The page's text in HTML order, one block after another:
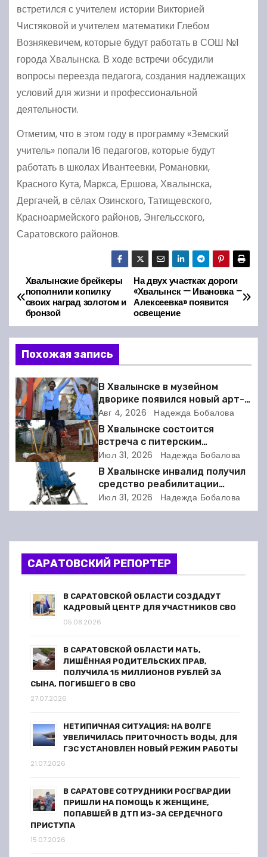
встретился с учителем истории Викторией
Чистяковой и учителем математики Глебом
Вознякевичем, которые будут работать в СОШ №1
города Хвалынска. В ходе встречи обсудили
вопросы переезда педагога, создания надлежащих
условий для жизни и профессиональной
деятельности.
Отметим, что в этом году в программу «Земский
учитель» попали 16 педагогов, которые будут
работать в школах Ивантеевки, Романовки,
Красного Кута, Маркса, Ершова, Хвалынска,
Дергачей, в сёлах Озинского, Татищевского,
Красноармейского районов, Энгельсского,
Саратовского районов.
Н
а
в
и
г
а
ц
и
п
о
На двух участках дороги
«Хвалынск — Ивановка –
Алексеевка» появится
освещение
Хвалынские брейкеры
пополнили копилку
своих наград золотом и
бронзой
Похожая запись
В Хвалынске в музейном
дворике появился новый арт-
объект
Авг 4, 2026 Надежда Бобалова
В Хвалынске состоится
встреча с питерским
скульптором Виктором
Грачёвым
Июл 31, 2026 Надежда Бобалова
В Хвалынске инвалид получил
средство реабилитации
только после суда
Июл 31, 2026 Надежда Бобалова
САРАТОВСКИЙ РЕПОРТЕР
В САРАТОВСКОЙ ОБЛАСТИ СОЗДАДУТ
КАДРОВЫЙ ЦЕНТР ДЛЯ УЧАСТНИКОВ СВО
05.08.2026
В САРАТОВСКОЙ ОБЛАСТИ МАТЬ,
ЛИШЁННАЯ РОДИТЕЛЬСКИХ ПРАВ,
ПОЛУЧИЛА 15 МИЛЛИОНОВ РУБЛЕЙ ЗА
СЫНА, ПОГИБШЕГО В СВО
27.07.2026
НЕТИПИЧНАЯ СИТУАЦИЯ: НА ВОЛГЕ
УВЕЛИЧИЛАСЬ ПРИТОЧНОСТЬ ВОДЫ, ДЛЯ
ГЭС УСТАНОВЛЕН НОВЫЙ РЕЖИМ РАБОТЫ
21.07.2026
В САРАТОВЕ СОТРУДНИКИ РОСГВАРДИИ
ПРИШЛИ НА ПОМОЩЬ К ЖЕНЩИНЕ,
ПОПАВШЕЙ В ДТП ИЗ-ЗА СЕРДЕЧНОГО
ПРИСТУПА
15.07.2026